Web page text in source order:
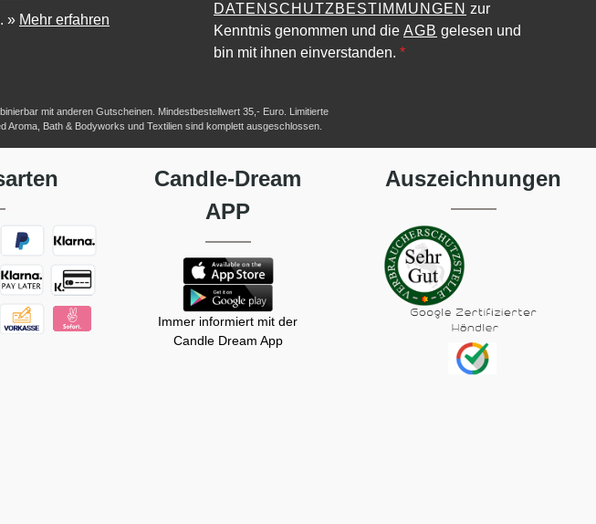
» Mehr erfahren
DATENSCHUTZBESTIMMUNGEN zur
Kenntnis genommen und die AGB gelesen und
bin mit ihnen einverstanden. *
mit anderen Gutscheinen. Mindestbestellwert 35,- Euro. Limitierte
Bath & Bodyworks und Textilien sind komplett ausgeschlossen.
Candle-Dream
APP
Immer informiert mit der
Candle Dream App
Auszeichnungen